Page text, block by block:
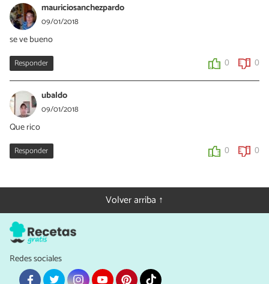
mauriciosanchezpardo
09/01/2018
se ve bueno
Responder 0 0
ubaldo
09/01/2018
Que rico
Responder 0 0
Volver arriba ↑
Redes sociales